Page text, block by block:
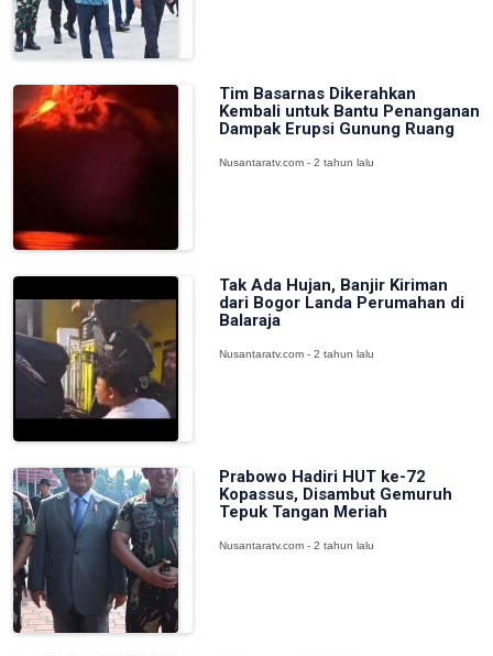
Tim Basarnas Dikerahkan
Kembali untuk Bantu Penanganan
Dampak Erupsi Gunung Ruang
Nusantaratv.com - 2 tahun lalu
Tak Ada Hujan, Banjir Kiriman
dari Bogor Landa Perumahan di
Balaraja
Nusantaratv.com - 2 tahun lalu
Prabowo Hadiri HUT ke-72
Kopassus, Disambut Gemuruh
Tepuk Tangan Meriah
Nusantaratv.com - 2 tahun lalu